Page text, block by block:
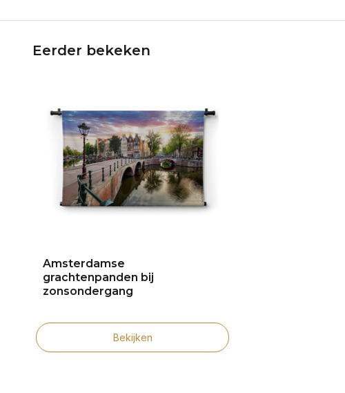
Eerder bekeken
Amsterdamse
grachtenpanden bij
zonsondergang
Bekijken